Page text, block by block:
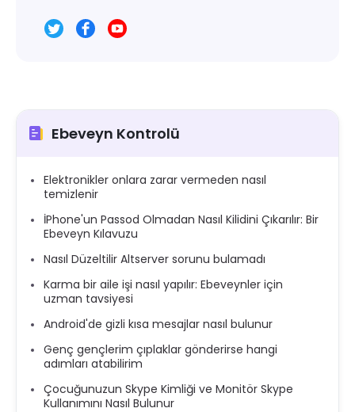
Ebeveyn Kontrolü
Elektronikler onlara zarar vermeden nasıl
temizlenir
İPhone'un Passod Olmadan Nasıl Kilidini Çıkarılır: Bir
Ebeveyn Kılavuzu
Nasıl Düzeltilir Altserver sorunu bulamadı
Karma bir aile işi nasıl yapılır: Ebeveynler için
uzman tavsiyesi
Android'de gizli kısa mesajlar nasıl bulunur
Genç gençlerim çıplaklar gönderirse hangi
adımları atabilirim
Çocuğunuzun Skype Kimliği ve Monitör Skype
Kullanımını Nasıl Bulunur